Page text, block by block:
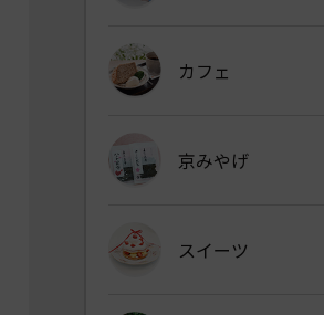
カフェ
京みやげ
スイーツ